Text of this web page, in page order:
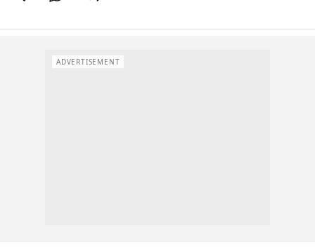
ADVERTISEMENT